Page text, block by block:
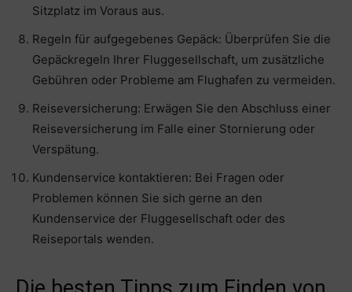
Sitzplatz im Voraus aus.
Regeln für aufgegebenes Gepäck: Überprüfen Sie die
Gepäckregeln Ihrer Fluggesellschaft, um zusätzliche
Gebühren oder Probleme am Flughafen zu vermeiden.
Reiseversicherung: Erwägen Sie den Abschluss einer
Reiseversicherung im Falle einer Stornierung oder
Verspätung.
Kundenservice kontaktieren: Bei Fragen oder
Problemen können Sie sich gerne an den
Kundenservice der Fluggesellschaft oder des
Reiseportals wenden.